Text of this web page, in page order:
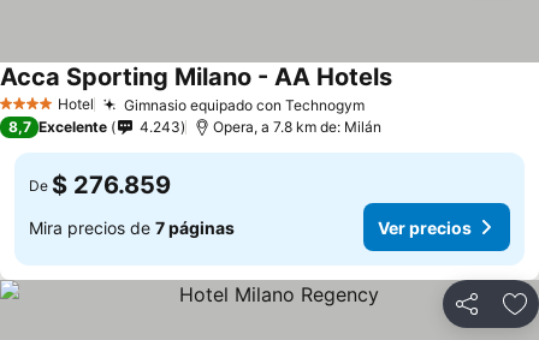
4 EstrellasHotel Gimnasio equipado con Technogym
Acca Sporting Milano - AA Hotels
8,7 Excelente 4.243 Opera, a 7.8 km de: Milán
De $ 276.859
Mira precios de 7 páginas Ver precios
Compartir